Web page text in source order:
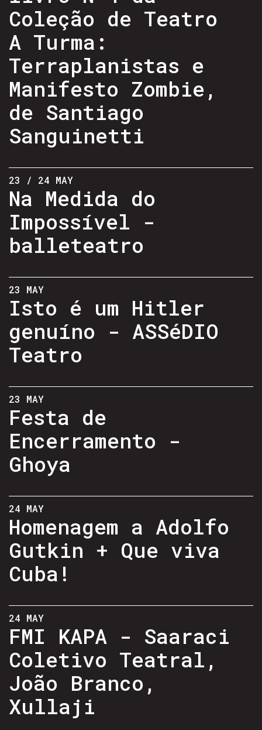
Coleção de Teatro
A Turma:
Terraplanistas e
Manifesto Zombie,
de Santiago
Sanguinetti
23 / 24 MAY
Na Medida do
Impossível -
balleteatro
23 MAY
Isto é um Hitler
genuíno - ASSéDIO
Teatro
23 MAY
Festa de
Encerramento -
Ghoya
24 MAY
Homenagem a Adolfo
Gutkin + Que viva
Cuba!
24 MAY
FMI KAPA - Saaraci
Coletivo Teatral,
João Branco,
Xullaji